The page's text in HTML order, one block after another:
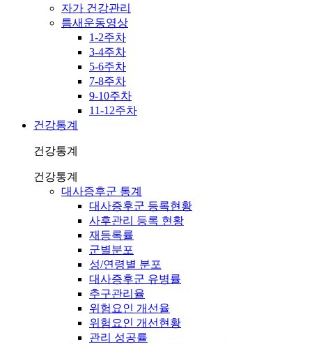
자가 건강관리
틈새운동영상
1-2주차
3-4주차
5-6주차
7-8주차
9-10주차
11-12주차
건강통계
건강통계
건강통계
대사증후군 통계
대사증후군 등록현황
사후관리 등록 현황
재등록률
군별분포
성/연령별 분포
대사증후군 유병률
추구관리율
위험요인 개선율
위험요인 개선현황
관리 성공률